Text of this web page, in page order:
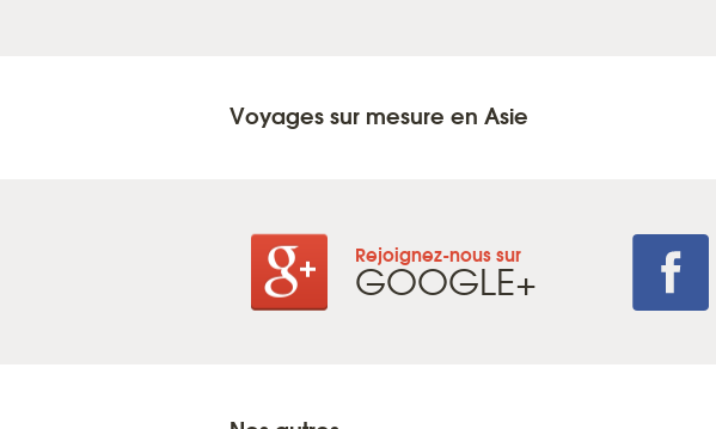
Voyages sur mesure en Asie
Rejoignez-nous sur
GOOGLE+